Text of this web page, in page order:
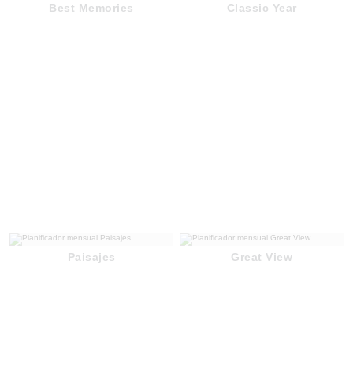
Best Memories Classic Year
Paisajes Great View